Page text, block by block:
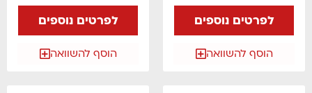
לפרטים נוספים
הוסף להשוואה
לפרטים נוספים
הוסף להשוואה